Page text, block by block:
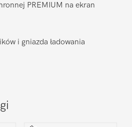
PREMIUM na ekran
i gniazda ładowania